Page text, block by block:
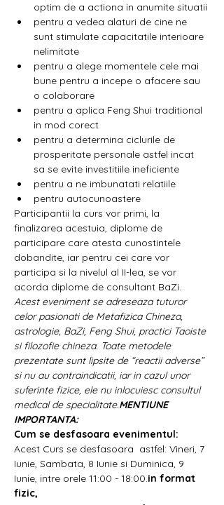
optim de a actiona in anumite situatii
pentru a vedea alaturi de cine ne
sunt stimulate capacitatile interioare
nelimitate
pentru a alege momentele cele mai
bune pentru a incepe o afacere sau
o colaborare
pentru a aplica Feng Shui traditional
in mod corect
pentru a determina ciclurile de
prosperitate personale astfel incat
sa se evite investitiile ineficiente
pentru a ne imbunatati relatiile
pentru autocunoastere
Participantii la curs vor primi, la
finalizarea acestuia, diplome de
participare care atesta cunostintele
dobandite, iar pentru cei care vor
participa si la nivelul al II-lea, se vor
acorda diplome de consultant BaZi.
Acest eveniment se adreseaza tuturor
celor pasionati de Metafizica Chineza,
astrologie, BaZi, Feng Shui, practici Taoiste
si filozofie chineza. Toate metodele
prezentate sunt lipsite de “reactii adverse”
si nu au contraindicatii, iar in cazul unor
suferinte fizice, ele nu inlocuiesc consultul
medical de specialitate.MENTIUNE
IMPORTANTA:
Cum se desfasoara evenimentul:
Acest Curs se desfasoara astfel: Vineri, 7
Iunie, Sambata, 8 Iunie si Duminica, 9
Iunie, intre orele 11:00 - 18:00.in format
fizic,